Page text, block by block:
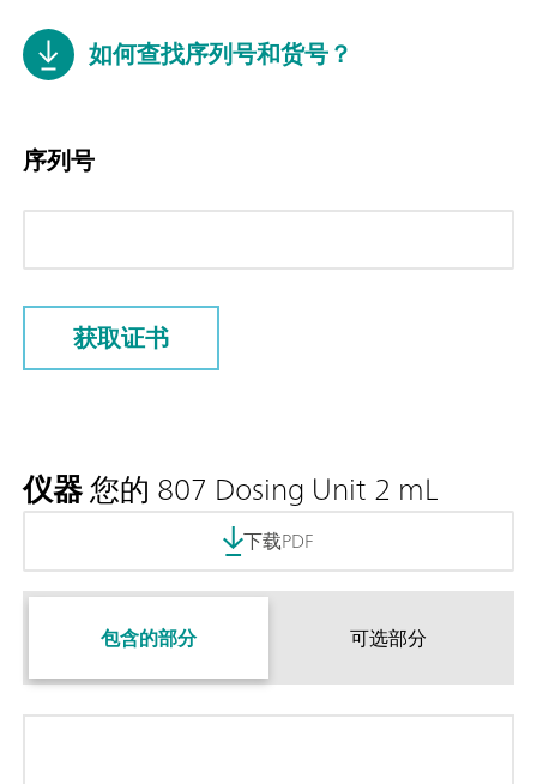
如何查找序列号和货号？
序列号
获取证书
仪器您的 807 Dosing Unit 2 mL
下载PDF
包含的部分 可选部分